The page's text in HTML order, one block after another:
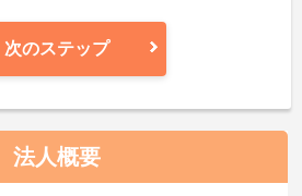
次のステップ
法人概要